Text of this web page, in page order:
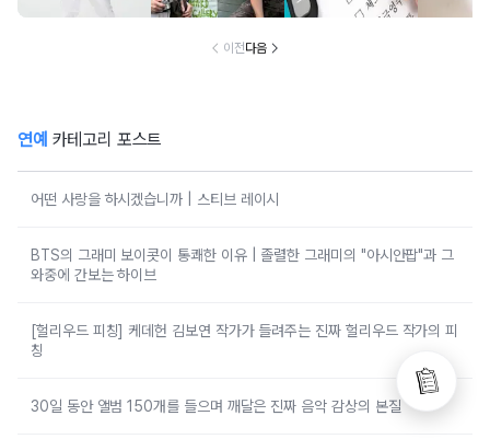
이전다음
연예 카테고리 포스트
어떤 사랑을 하시겠습니까 | 스티브 레이시
BTS의 그래미 보이콧이 통쾌한 이유 | 졸렬한 그래미의 "아시안팝"과 그
와중에 간보는 하이브
[헐리우드 피칭] 케데헌 김보연 작가가 들려주는 진짜 헐리우드 작가의 피
칭
30일 동안 앨범 150개를 들으며 깨달은 진짜 음악 감상의 본질